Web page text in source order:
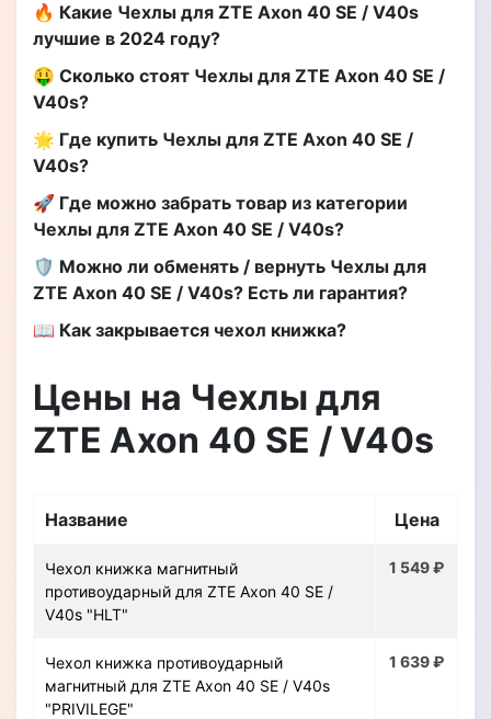
🔥 Какие Чехлы для ZTE Axon 40 SE / V40s
лучшие в 2024 году?
🤑 Сколько стоят Чехлы для ZTE Axon 40 SE /
V40s?
🌟 Где купить Чехлы для ZTE Axon 40 SE /
V40s?
🚀 Где можно забрать товар из категории
Чехлы для ZTE Axon 40 SE / V40s?
🛡️ Можно ли обменять / вернуть Чехлы для
ZTE Axon 40 SE / V40s? Есть ли гарантия?
📖 Как закрывается чехол книжка?
Цены на Чехлы для
ZTE Axon 40 SE / V40s
Название Цена
Чехол книжка магнитный
противоударный для ZTE Axon 40 SE /
V40s "HLT"
1 549 ₽
Чехол книжка противоударный
магнитный для ZTE Axon 40 SE / V40s
"PRIVILEGE"
1 639 ₽